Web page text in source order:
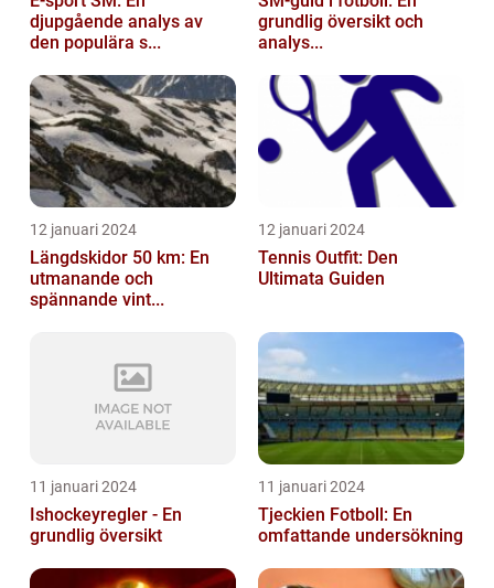
djupgående analys av
den populära s...
grundlig översikt och
analys...
12 januari 2024
Längdskidor 50 km: En
utmanande och
spännande vint...
12 januari 2024
Tennis Outfit: Den
Ultimata Guiden
11 januari 2024
Ishockeyregler - En
grundlig översikt
11 januari 2024
Tjeckien Fotboll: En
omfattande undersökning